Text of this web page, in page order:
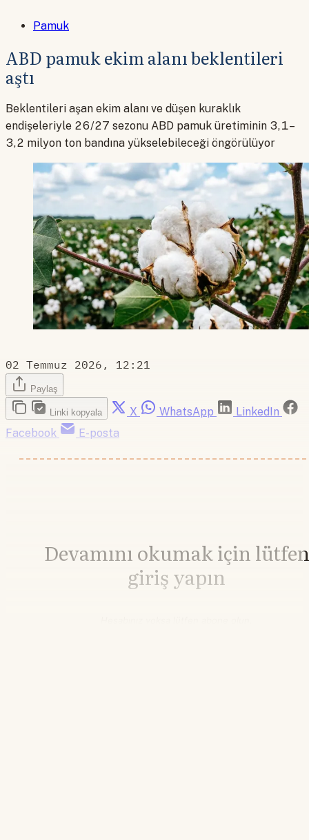
Pamuk
ABD pamuk ekim alanı beklentileri
aştı
Beklentileri aşan ekim alanı ve düşen kuraklık
endişeleriyle 26/27 sezonu ABD pamuk üretiminin 3,1–
3,2 milyon ton bandına yükselebileceği öngörülüyor
02 Temmuz 2026, 12:21
Paylaş
Linki kopyala X WhatsApp
LinkedIn
Facebook
E-posta
Devamını okumak için lütfen
giriş yapın